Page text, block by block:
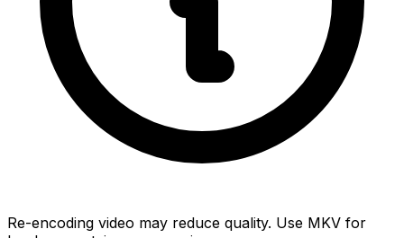
Re-encoding video may reduce quality. Use MKV for